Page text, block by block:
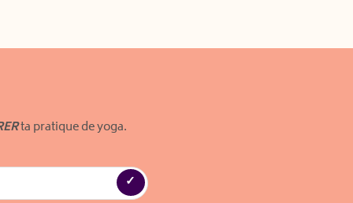
ta pratique de yoga.